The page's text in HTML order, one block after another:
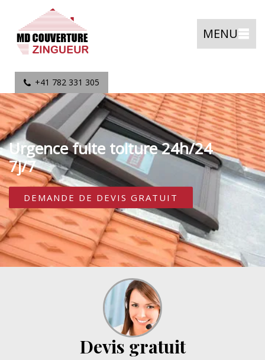
MENU
+41 782 331 305
Urgence fuite toiture 24h/24
7j/7
DEMANDE DE DEVIS GRATUIT
Devis gratuit